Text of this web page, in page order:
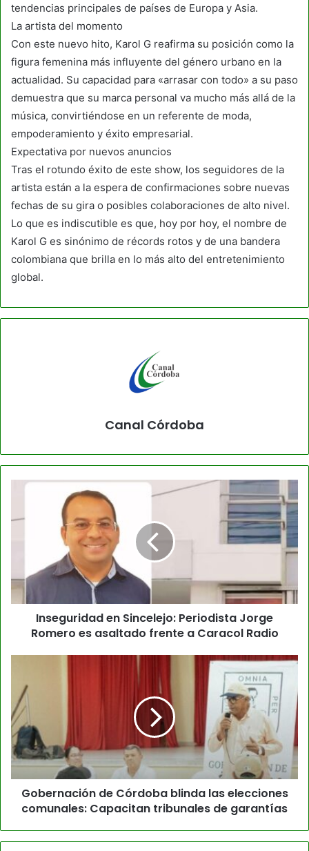
tendencias principales de países de Europa y Asia.
La artista del momento
Con este nuevo hito, Karol G reafirma su posición como la
figura femenina más influyente del género urbano en la
actualidad. Su capacidad para «arrasar con todo» a su paso
demuestra que su marca personal va mucho más allá de la
música, convirtiéndose en un referente de moda,
empoderamiento y éxito empresarial.
Expectativa por nuevos anuncios
Tras el rotundo éxito de este show, los seguidores de la
artista están a la espera de confirmaciones sobre nuevas
fechas de su gira o posibles colaboraciones de alto nivel.
Lo que es indiscutible es que, hoy por hoy, el nombre de
Karol G es sinónimo de récords rotos y de una bandera
colombiana que brilla en lo más alto del entretenimiento
global.
Canal Córdoba
Inseguridad en Sincelejo: Periodista Jorge
Romero es asaltado frente a Caracol Radio
Gobernación de Córdoba blinda las elecciones
comunales: Capacitan tribunales de garantías